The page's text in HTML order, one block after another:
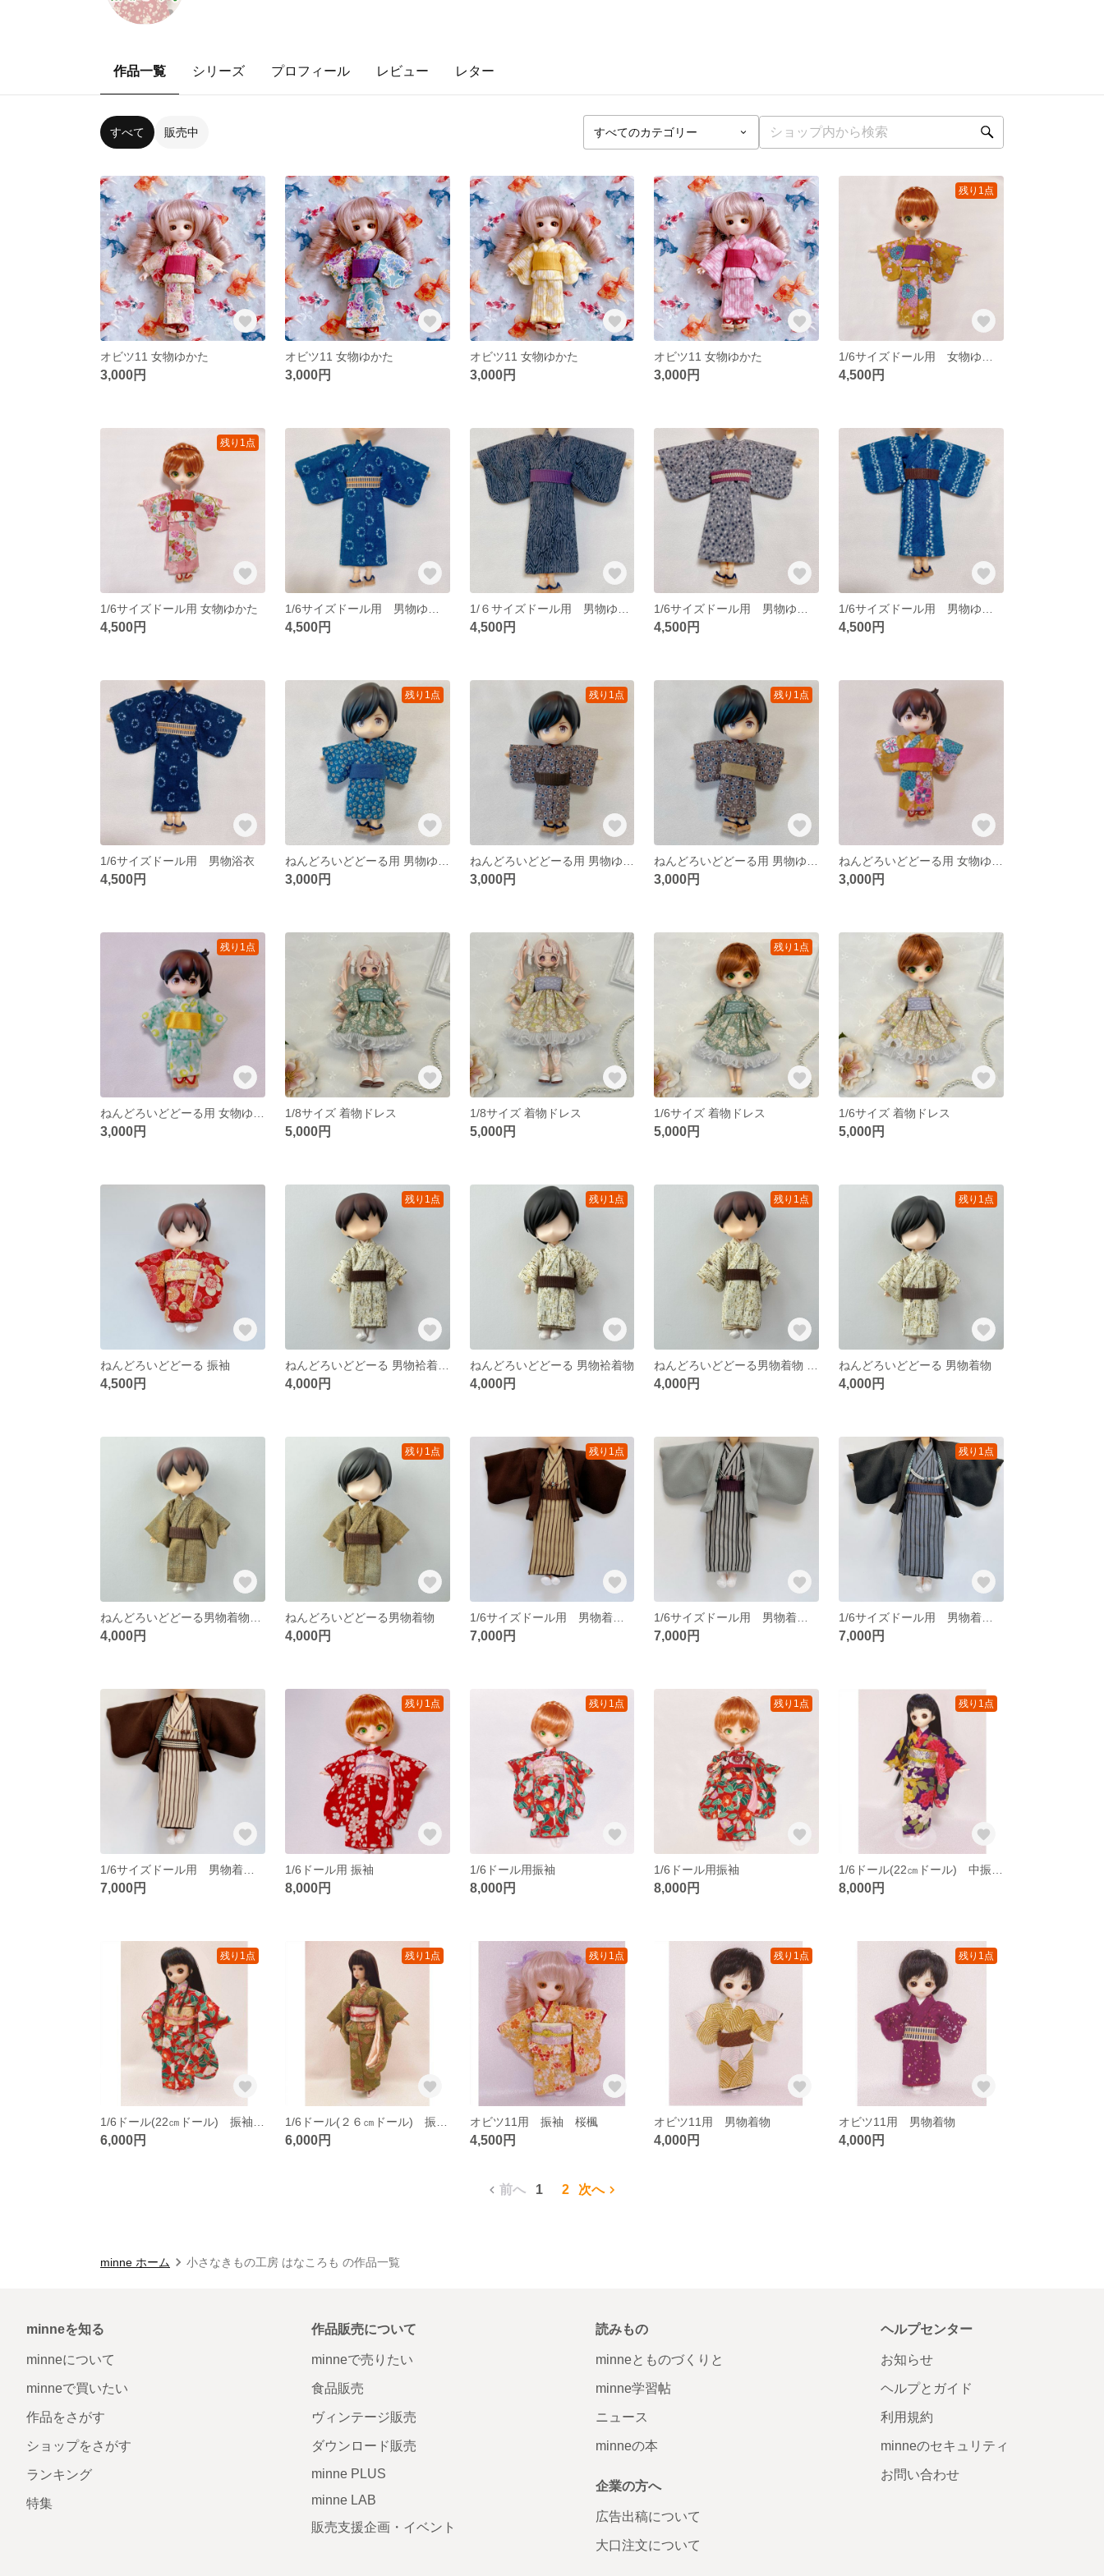
作品一覧 シリーズ プロフィール レビュー レター
すべて 販売中
オビツ11 女物ゆかた
3,000円
オビツ11 女物ゆかた
3,000円
オビツ11 女物ゆかた
3,000円
オビツ11 女物ゆかた
3,000円
残り1点
4,500円
残り1点
1/6サイズドール用 女物ゆかた
4,500円 4,500円 4,500円 4,500円 4,500円
1/6サイズドール用 男物浴衣
4,500円
残り1点
3,000円
残り1点
3,000円
残り1点
3,000円 3,000円
残り1点
3,000円
1/8サイズ 着物ドレス
5,000円
1/8サイズ 着物ドレス
5,000円
残り1点
1/6サイズ 着物ドレス
5,000円
1/6サイズ 着物ドレス
5,000円
ねんどろいどどーる 振袖
4,500円
残り1点
4,000円
残り1点
ねんどろいどどーる 男物袷着物
4,000円
残り1点
4,000円
残り1点
ねんどろいどどーる 男物着物
4,000円
4,000円
残り1点
ねんどろいどどーる男物着物
4,000円
残り1点
7,000円 7,000円
残り1点
7,000円
7,000円
残り1点
1/6ドール用 振袖
8,000円
残り1点
1/6ドール用振袖
8,000円
残り1点
1/6ドール用振袖
8,000円
残り1点
8,000円
残り1点
6,000円
残り1点
6,000円
残り1点
オビツ11用 振袖 桜楓
4,500円
残り1点
オビツ11用 男物着物
4,000円
残り1点
オビツ11用 男物着物
4,000円
前へ 1 2 次へ
minne ホーム 小さなきもの工房 はなころも の作品一覧
minneを知る
minneについて
minneで買いたい
作品をさがす
ショップをさがす
ランキング
特集
作品販売について
minneで売りたい
食品販売
ヴィンテージ販売
ダウンロード販売
minne PLUS
minne LAB
販売支援企画・イベント
読みもの
minneとものづくりと
minne学習帖
ニュース
minneの本
企業の方へ
広告出稿について
大口注文について
ヘルプセンター
お知らせ
ヘルプとガイド
利用規約
minneのセキュリティ
お問い合わせ